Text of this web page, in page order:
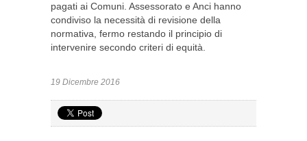
pagati ai Comuni. Assessorato e Anci hanno
condiviso la necessità di revisione della
normativa, fermo restando il principio di
intervenire secondo criteri di equità.
19 Dicembre 2016